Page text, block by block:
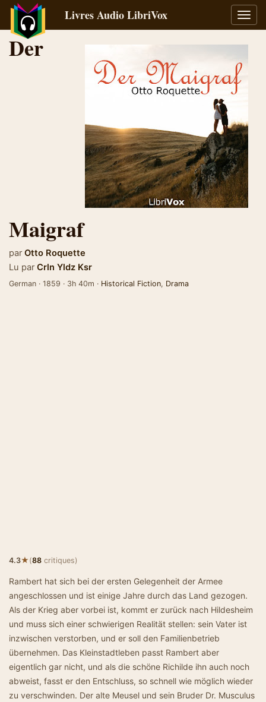
la
Livres Audio LibriVox
Der
Maigraf
par Otto Roquette
Lu par Crln Yldz Ksr
German · 1859 · 3h 40m · Historical Fiction, Drama
4.3★(88 critiques)
Rambert hat sich bei der ersten Gelegenheit der Armee
angeschlossen und ist einige Jahre durch das Land gezogen.
Als der Krieg aber vorbei ist, kommt er zurück nach Hildesheim
und muss sich einer schwierigen Realität stellen: sein Vater ist
inzwischen verstorben, und er soll den Familienbetrieb
übernehmen. Das Kleinstadtleben passt Rambert aber
eigentlich gar nicht, und als die schöne Richilde ihn auch noch
abweist, fasst er den Entschluss, so schnell wie möglich wieder
zu verschwinden. Der alte Meusel und sein Bruder Dr. Musculus